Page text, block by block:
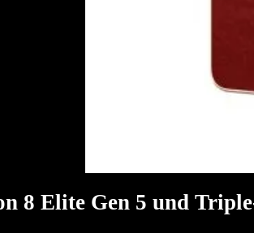
8 Elite Gen 5 und